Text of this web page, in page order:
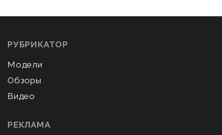
РУБРИКАТОР
Модели
Обзоры
Видео
РЕКЛАМА